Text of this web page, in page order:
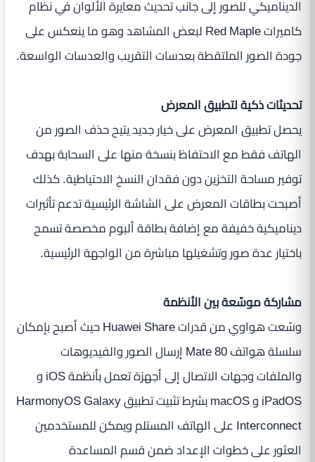
الديناميكي للصور إلى جانب تحديث معايرة الألوان في نظام
كاميرات Red Maple لبعض المشاهد وهو ما ينعكس على
جودة الصور الملتقطة بعدسات التقريب والعدسات الواسعة.
تحديثات ذكية لتطبيق المعرض
يحصل تطبيق المعرض على خيار جديد يتيح حذف الصور من
الهاتف فقط مع الاحتفاظ بنسخة منها على السحابة بهدف
توفير مساحة التخزين دون فقدان النسخ الاحتياطية. كذلك
أصبحت بطاقات المعرض على الشاشة الرئيسية تدعم تأثيرات
ديناميكية خفيفة مع إضافة بطاقة ألبوم مخصصة تسمح
باختيار عدة صور وتشغيلها مباشرة من الواجهة الرئيسية.
مشاركة موسّعة بين الأنظمة
وسّعت هواوي من قدرات Huawei Share حيث أصبح بإمكان
سلسلة هواتف Mate 80 إرسال الصور والفيديوهات
والملفات وجهات الاتصال إلى أجهزة تعمل بأنظمة iOS و
iPadOS و macOS بشرط تثبيت تطبيق HarmonyOS Galaxy
Interconnect على الهاتف المستلم ويمكن للمستخدمين
العثور على خطوات الإعداد ضمن قسم المساعدة